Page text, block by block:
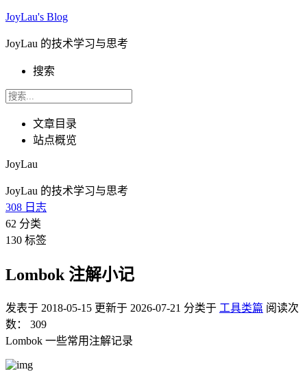
JoyLau's Blog
JoyLau 的技术学习与思考
搜索
文章目录
站点概览
JoyLau
JoyLau 的技术学习与思考
308 日志
62 分类
130 标签
Lombok 注解小记
发表于 2018-05-15 更新于 2026-07-21 分类于 工具类篇 阅读次
数：
309
Lombok 一些常用注解记录